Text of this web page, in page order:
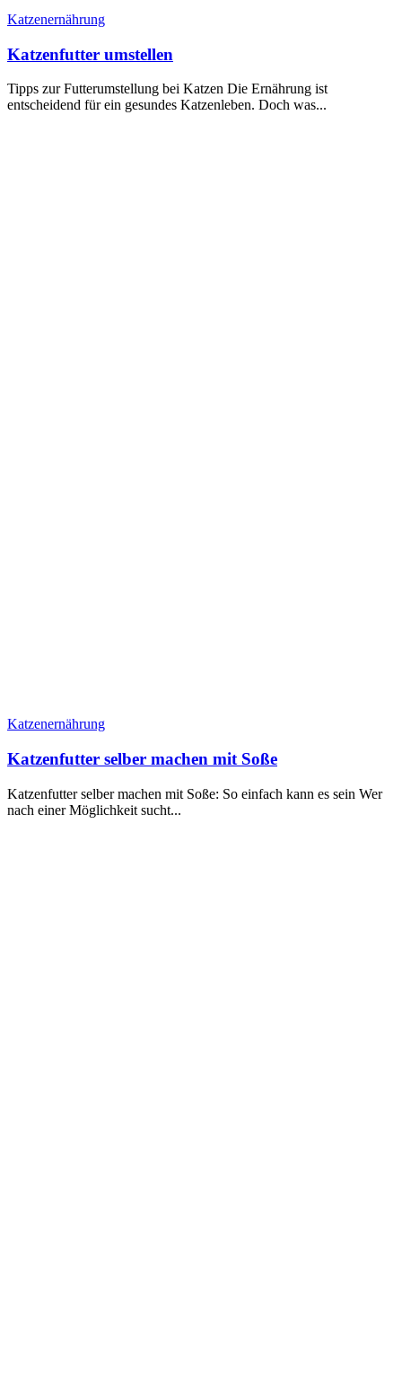
Katzenernährung
Katzenfutter umstellen
Tipps zur Futterumstellung bei Katzen Die Ernährung ist
entscheidend für ein gesundes Katzenleben. Doch was...
Katzenernährung
Katzenfutter selber machen mit Soße
Katzenfutter selber machen mit Soße: So einfach kann es sein Wer
nach einer Möglichkeit sucht...